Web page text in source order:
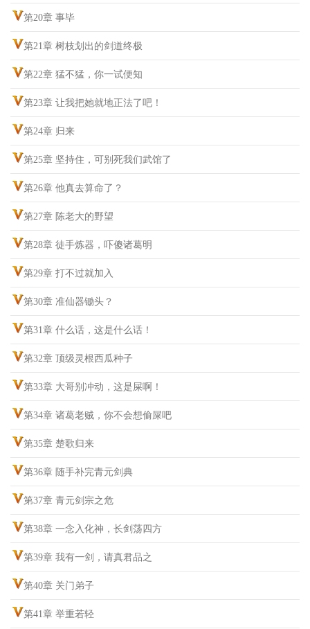
第20章 事毕
第21章 树枝划出的剑道终极
第22章 猛不猛，你一试便知
第23章 让我把她就地正法了吧！
第24章 归来
第25章 坚持住，可别死我们武馆了
第26章 他真去算命了？
第27章 陈老大的野望
第28章 徒手炼器，吓傻诸葛明
第29章 打不过就加入
第30章 准仙器锄头？
第31章 什么话，这是什么话！
第32章 顶级灵根西瓜种子
第33章 大哥别冲动，这是屎啊！
第34章 诸葛老贼，你不会想偷屎吧
第35章 楚歌归来
第36章 随手补完青元剑典
第37章 青元剑宗之危
第38章 一念入化神，长剑荡四方
第39章 我有一剑，请真君品之
第40章 关门弟子
第41章 举重若轻